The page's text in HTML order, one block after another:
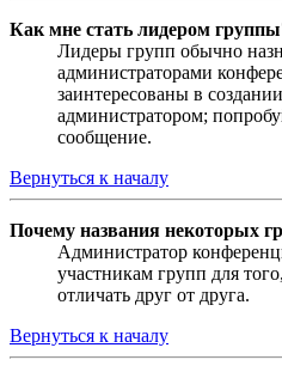
Как мне стать лидером
Лидеры групп обычно
администраторами
заинтересованы в
администратором;
сообщение.
Вернуться к началу
Почему названия некоторых
Администратор
участникам групп для
отличать друг от друга.
Вернуться к началу